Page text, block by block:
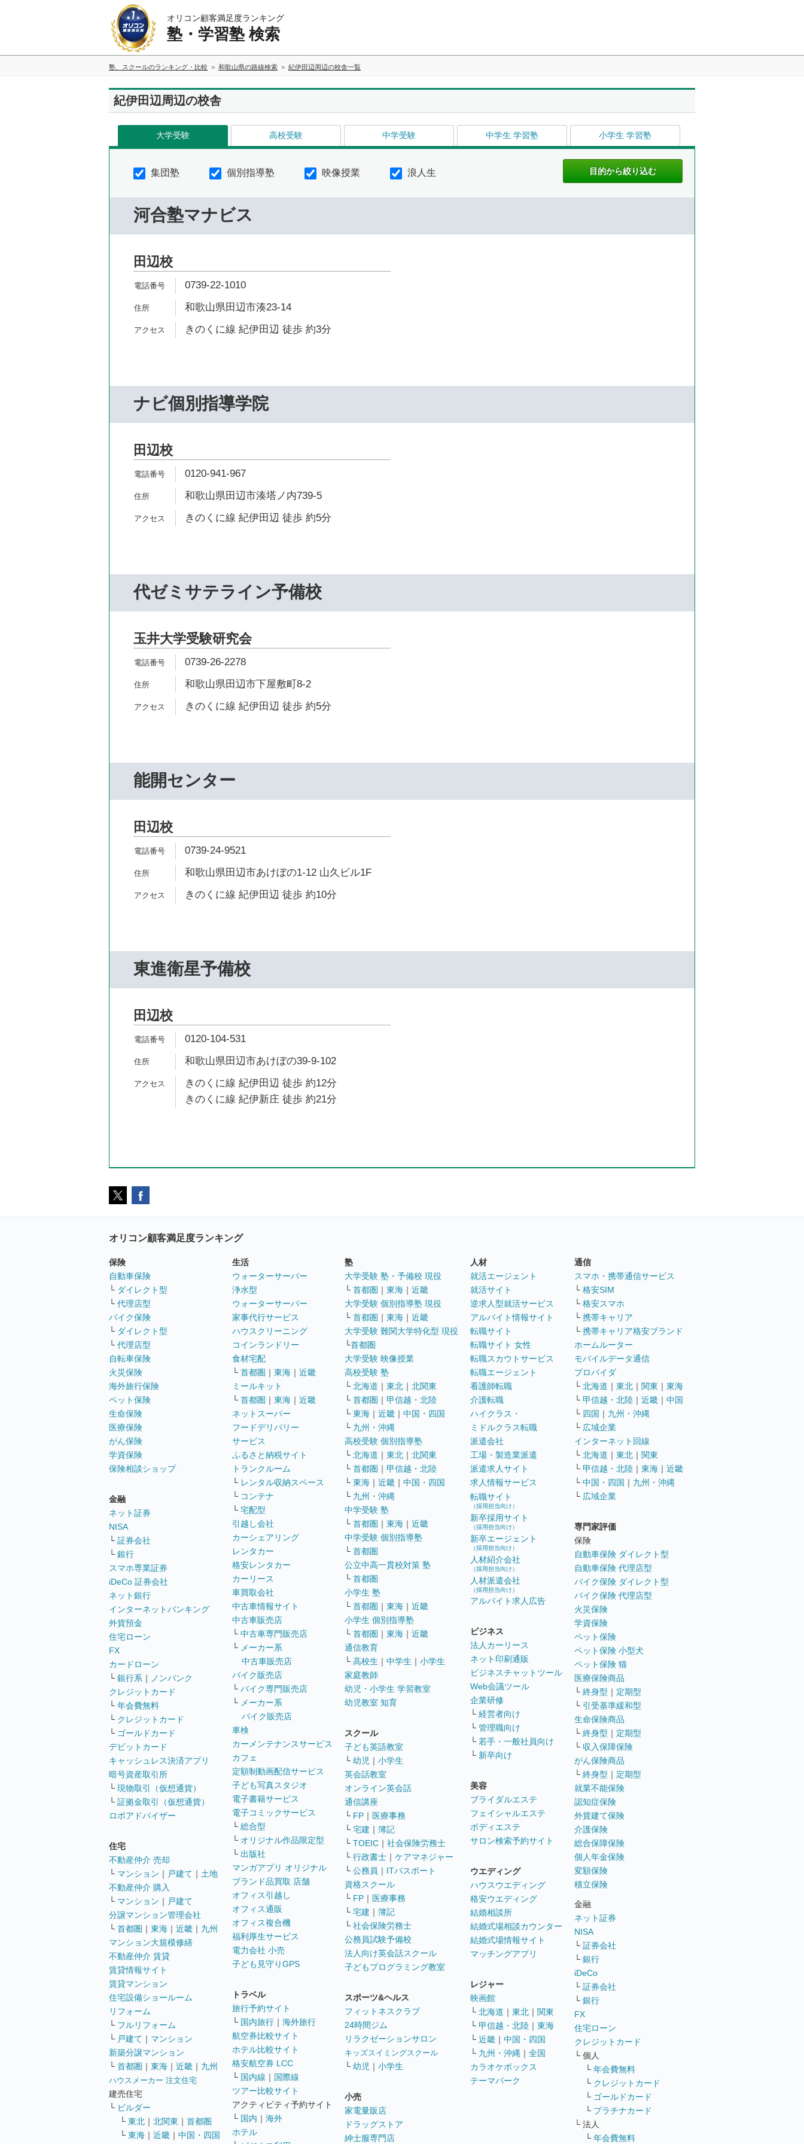
オリコン顧客満足度ランキング
塾・学習塾 検索
塾、スクールのランキング・比較 和歌山県の路線検索 紀伊田辺周辺の校舎一覧
紀伊田辺周辺の校舎
大学受験 高校受験 中学受験 中学生 学習塾 小学生 学習塾
集団塾 個別指導塾 映像授業 浪人生
河合塾マナビス
田辺校
0739-22-1010
和歌山県田辺市湊23-14
きのくに線 紀伊田辺 徒歩 約3分
ナビ個別指導学院
田辺校
0120-941-967
和歌山県田辺市湊塔ノ内739-5
きのくに線 紀伊田辺 徒歩 約5分
代ゼミサテライン予備校
玉井大学受験研究会
0739-26-2278
和歌山県田辺市下屋敷町8-2
きのくに線 紀伊田辺 徒歩 約5分
能開センター
田辺校
0739-24-9521
和歌山県田辺市あけぼの1-12 山久ビル1F
きのくに線 紀伊田辺 徒歩 約10分
東進衛星予備校
田辺校
0120-104-531
和歌山県田辺市あけぼの39-9-102
きのくに線 紀伊田辺 徒歩 約12分
きのくに線 紀伊新庄 徒歩 約21分
オリコン顧客満足度ランキング
保険
自動車保険
└ ダイレクト型
└ 代理店型
バイク保険
└ ダイレクト型
└ 代理店型
自転車保険
火災保険
海外旅行保険
ペット保険
生命保険
医療保険
がん保険
学資保険
保険相談ショップ
金融
ネット証券
NISA
└ 証券会社
└ 銀行
スマホ専業証券
iDeCo 証券会社
ネット銀行
インターネットバンキング
外貨預金
住宅ローン
FX
カードローン
└ 銀行系 ｜
ノンバンク
クレジットカード
└ 年会費無料
└ クレジットカード
└ ゴールドカード
デビットカード
キャッシュレス決済アプリ
暗号資産取引所
└ 現物取引（仮想通貨）
└ 証拠金取引（仮想通貨）
ロボアドバイザー
住宅
不動産仲介 売却
└ マンション ｜ 戸建て ｜ 土地
不動産仲介 購入
└ マンション ｜ 戸建て
分譲マンション管理会社
└ 首都圏 ｜ 東海 ｜ 近畿 ｜ 九州
マンション大規模修繕
不動産仲介 賃貸
賃貸情報サイト
賃貸マンション
住宅設備ショールーム
リフォーム
└ フルリフォーム
└ 戸建て ｜ マンション
新築分譲マンション
└ 首都圏 ｜ 東海 ｜ 近畿 ｜ 九州
ハウスメーカー 注文住宅
建売住宅
└ ビルダー
└ 東北 ｜ 北関東 ｜ 首都圏
└ 東海 ｜ 近畿 ｜ 中国・四国
生活
ウォーターサーバー
浄水型
ウォーターサーバー
家事代行サービス
ハウスクリーニング
コインランドリー
食材宅配
└ 首都圏 ｜ 東海 ｜ 近畿
ミールキット
└ 首都圏 ｜ 東海 ｜ 近畿
ネットスーパー
フードデリバリー
サービス
ふるさと納税サイト
トランクルーム
└ レンタル収納スペース
└ コンテナ
└ 宅配型
引越し会社
カーシェアリング
レンタカー
格安レンタカー
カーリース
車買取会社
中古車情報サイト
中古車販売店
└ 中古車専門販売店
└ メーカー系
中古車販売店
バイク販売店
└ バイク専門販売店
└ メーカー系
バイク販売店
車検
カーメンテナンスサービス
カフェ
定額制動画配信サービス
子ども写真スタジオ
電子書籍サービス
電子コミックサービス
└ 総合型
└ オリジナル作品限定型
└ 出版社
マンガアプリ オリジナル
ブランド品買取 店舗
オフィス引越し
オフィス通販
オフィス複合機
福利厚生サービス
電力会社 小売
子ども見守りGPS
トラベル
旅行予約サイト
└ 国内旅行 ｜ 海外旅行
航空券比較サイト
ホテル比較サイト
格安航空券 LCC
└ 国内線 ｜ 国際線
ツアー比較サイト
アクティビティ予約サイト
└ 国内 ｜ 海外
ホテル
塾
大学受験 塾・予備校 現役
└ 首都圏 ｜ 東海 ｜ 近畿
大学受験 個別指導塾 現役
└ 首都圏 ｜ 東海 ｜ 近畿
大学受験 難関大学特化型 現役
└首都圏
大学受験 映像授業
高校受験 塾
└ 北海道 ｜ 東北 ｜ 北関東
└ 首都圏 ｜ 甲信越・北陸
└ 東海 ｜ 近畿 ｜ 中国・四国
└ 九州・沖縄
高校受験 個別指導塾
└ 北海道 ｜ 東北 ｜ 北関東
└ 首都圏 ｜ 甲信越・北陸
└ 東海 ｜ 近畿 ｜ 中国・四国
└ 九州・沖縄
中学受験 塾
└ 首都圏 ｜ 東海 ｜ 近畿
中学受験 個別指導塾
└ 首都圏
公立中高一貫校対策 塾
└ 首都圏
小学生 塾
└ 首都圏 ｜ 東海 ｜ 近畿
小学生 個別指導塾
└ 首都圏 ｜ 東海 ｜ 近畿
通信教育
└ 高校生 ｜ 中学生 ｜ 小学生
家庭教師
幼児・小学生 学習教室
幼児教室 知育
スクール
子ども英語教室
└ 幼児 ｜ 小学生
英会話教室
オンライン英会話
通信講座
└ FP ｜ 医療事務
└ 宅建 ｜ 簿記
└ TOEIC ｜ 社会保険労務士
└ 行政書士 ｜ ケアマネジャー
└ 公務員 ｜ ITパスポート
資格スクール
└ FP ｜ 医療事務
└ 宅建 ｜ 簿記
└ 社会保険労務士
公務員試験予備校
法人向け英会話スクール
子どもプログラミング教室
スポーツ&ヘルス
フィットネスクラブ
24時間ジム
リラクゼーションサロン
キッズスイミングスクール
└ 幼児 ｜ 小学生
小売
家電量販店
ドラッグストア
紳士服専門店
人材
就活エージェント
就活サイト
逆求人型就活サービス
アルバイト情報サイト
転職サイト
転職サイト 女性
転職スカウトサービス
転職エージェント
看護師転職
介護転職
ハイクラス・
ミドルクラス転職
派遣会社
工場・製造業派遣
派遣求人サイト
求人情報サービス
転職サイト
（採用担当向け）
新卒採用サイト
（採用担当向け）
新卒エージェント
（採用担当向け）
人材紹介会社
（採用担当向け）
人材派遣会社
（採用担当向け）
アルバイト求人広告
ビジネス
法人カーリース
ネット印刷通販
ビジネスチャットツール
Web会議ツール
企業研修
└ 経営者向け
└ 管理職向け
└ 若手・一般社員向け
└ 新卒向け
美容
ブライダルエステ
フェイシャルエステ
ボディエステ
サロン検索予約サイト
ウエディング
ハウスウエディング
格安ウエディング
結婚相談所
結婚式場相談カウンター
結婚式場情報サイト
マッチングアプリ
レジャー
映画館
└ 北海道 ｜ 東北 ｜ 関東
└ 甲信越・北陸 ｜ 東海
└ 近畿 ｜ 中国・四国
└ 九州・沖縄 ｜ 全国
カラオケボックス
テーマパーク
通信
スマホ・携帯通信サービス
└ 格安SIM
└ 格安スマホ
└ 携帯キャリア
└ 携帯キャリア格安ブランド
ホームルーター
モバイルデータ通信
プロバイダ
└ 北海道 ｜ 東北 ｜ 関東 ｜ 東海
└ 甲信越・北陸 ｜ 近畿 ｜ 中国
└ 四国 ｜ 九州・沖縄
└ 広域企業
インターネット回線
└ 北海道 ｜ 東北 ｜ 関東
└ 甲信越・北陸 ｜ 東海 ｜ 近畿
└ 中国・四国 ｜ 九州・沖縄
└ 広域企業
専門家評価
保険
自動車保険 ダイレクト型
自動車保険 代理店型
バイク保険 ダイレクト型
バイク保険 代理店型
火災保険
学資保険
ペット保険
ペット保険 小型犬
ペット保険 猫
医療保険商品
└ 終身型 ｜ 定期型
└ 引受基準緩和型
生命保険商品
└ 終身型 ｜ 定期型
└ 収入保障保険
がん保険商品
└ 終身型 ｜ 定期型
就業不能保険
認知症保険
外貨建て保険
介護保険
総合保障保険
個人年金保険
変額保険
積立保険
金融
ネット証券
NISA
└ 証券会社
└ 銀行
iDeCo
└ 証券会社
└ 銀行
FX
住宅ローン
クレジットカード
└ 個人
└ 年会費無料
└ クレジットカード
└ ゴールドカード
└ プラチナカード
└ 法人
└ 年会費無料